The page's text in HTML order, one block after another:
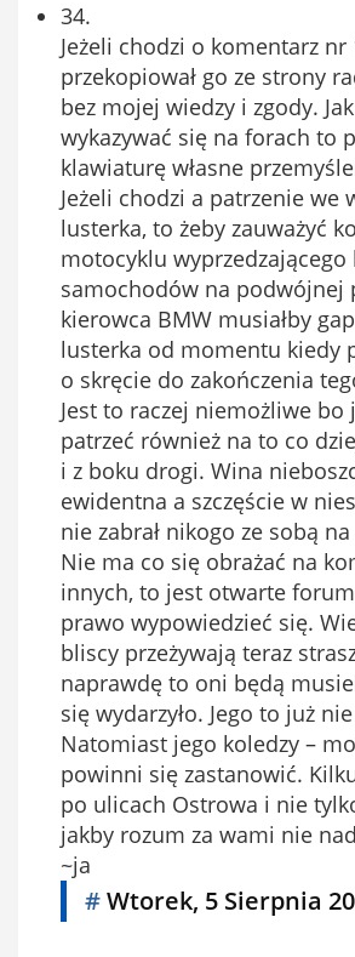
34.
Jeżeli chodzi o komentarz nr
przekopiował go ze strony
bez mojej wiedzy i zgody.
wykazywać się na forach to
klawiaturę własne
Jeżeli chodzi a patrzenie we
lusterka, to żeby zauważyć
motocyklu
samochodów na podwójnej
kierowca BMW musiałby
lusterka od momentu kiedy
o skręcie do zakończenia
Jest to raczej niemożliwe bo
patrzeć również na to co
i z boku drogi. Wina
ewidentna a szczęście w
nie zabrał nikogo ze sobą
Nie ma co się obrażać na
innych, to jest otwarte
prawo wypowiedzieć się.
bliscy przeżywają teraz
naprawdę to oni będą
się wydarzyło. Jego to już
Natomiast jego koledzy –
powinni się zastanowić.
po ulicach Ostrowa i nie
jakby rozum za wami nie
~ja
#Wtorek, 5 Sierpnia